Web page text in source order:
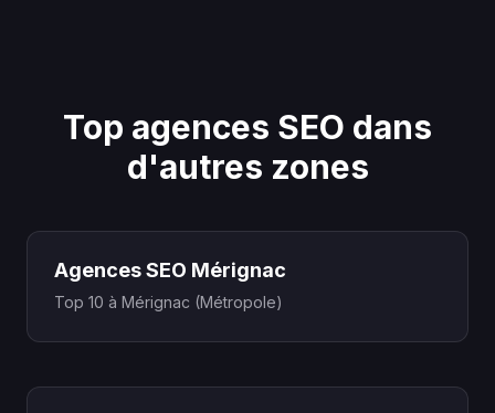
Top agences SEO dans
d'autres zones
Agences SEO Mérignac
Top 10 à Mérignac (Métropole)